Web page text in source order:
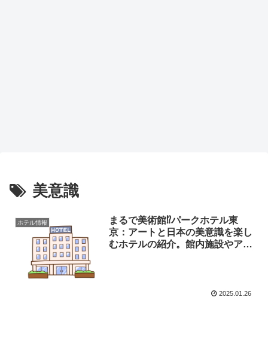
美意識
ホテル情報
まるで美術館⁉パークホテル東
京：アートと日本の美意識を楽し
むホテルの紹介。館内施設やアク
2025.01.26